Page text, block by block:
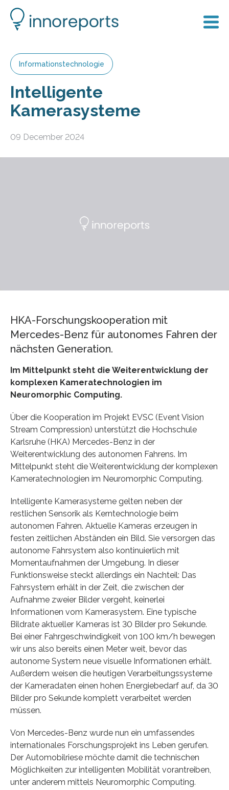
Informationstechnologie
Intelligente
Kamerasysteme
09 December 2024
HKA-Forschungskooperation mit
Mercedes-Benz für autonomes Fahren der
nächsten Generation.
Im Mittelpunkt steht die Weiterentwicklung der
komplexen Kameratechnologien im
Neuromorphic Computing.
Über die Kooperation im Projekt EVSC (Event Vision
Stream Compres­sion) unterstützt die Hochschule
Karlsruhe (HKA) Mercedes-Benz in der
Weiterentwicklung des autonomen Fahrens. Im
Mittelpunkt steht die Weiterentwicklung der komplexen
Kameratechnologien im Neuromorphic Computing.
Intelligente Kamerasysteme gelten neben der
restlichen Sensorik als Kerntechnologie beim
autonomen Fahren. Aktuelle Kameras erzeugen in
festen zeitlichen Abständen ein Bild. Sie versorgen das
autonome Fahrsystem also kontinuierlich mit
Momentaufnahmen der Umgebung. In dieser
Funktionsweise steckt allerdings ein Nachteil: Das
Fahrsystem erhält in der Zeit, die zwischen der
Aufnahme zweier Bilder vergeht, keinerlei
Informationen vom Kamerasystem. Eine typische
Bildrate aktueller Kameras ist 30 Bilder pro Sekunde.
Bei einer Fahrgeschwindigkeit von 100 km/h bewegen
wir uns also bereits einen Meter weit, bevor das
autonome System neue visuelle Informationen erhält.
Außerdem weisen die heutigen Verarbeitungssysteme
der Kameradaten einen hohen Energiebedarf auf, da 30
Bilder pro Sekunde komplett verarbeitet werden
müssen.
Von Mercedes-Benz wurde nun ein umfassendes
internationales Forschungsprojekt ins Leben gerufen.
Der Automobilriese möchte damit die technischen
Möglichkeiten zur intelligenten Mobilität vorantreiben,
unter anderem mittels Neuromorphic Computing.